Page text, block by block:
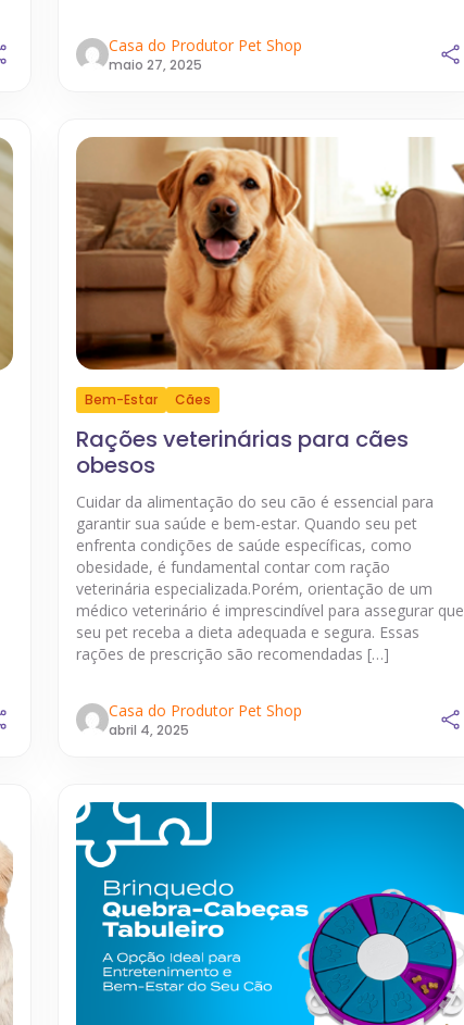
Casa do Produtor Pet Shop
maio 27, 2025
Bem-Estar Cães
Rações veterinárias para cães
obesos
Cuidar da alimentação do seu cão é essencial para
garantir sua saúde e bem-estar. Quando seu pet
enfrenta condições de saúde específicas, como
obesidade, é fundamental contar com ração
veterinária especializada.Porém, orientação de um
médico veterinário é imprescindível para assegurar que
seu pet receba a dieta adequada e segura. Essas
rações de prescrição são recomendadas […]
Casa do Produtor Pet Shop
abril 4, 2025